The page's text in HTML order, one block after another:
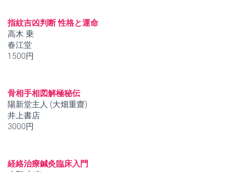
指紋吉凶判断 性格と運命
高木 乗
春江堂
1500円
骨相手相図解極秘伝
陽新堂主人 (大畑重齋)
井上書店
3000円
経絡治療鍼灸臨床入門